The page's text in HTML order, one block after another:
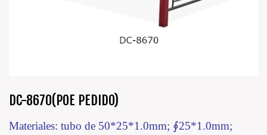
DC-8670(POE PEDIDO)
Materiales: tubo de 50*25*1.0mm; ∮25*1.0mm;